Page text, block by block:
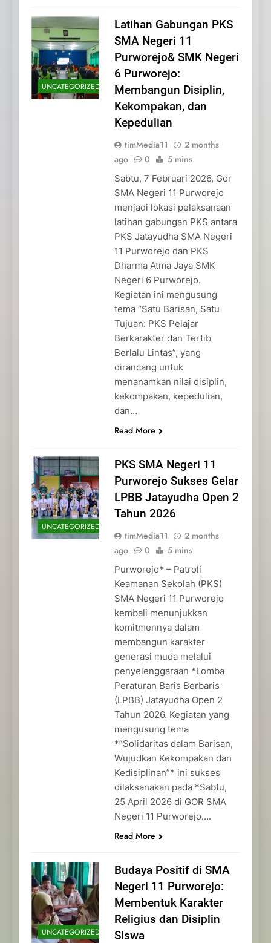
UNCATEGORIZED
Latihan Gabungan PKS
SMA Negeri 11
Purworejo& SMK Negeri
6 Purworejo:
Membangun Disiplin,
Kekompakan, dan
Kepedulian
timMedia11
2 months
ago
0 5 mins
Sabtu, 7 Februari 2026, Gor
SMA Negeri 11 Purworejo
menjadi lokasi pelaksanaan
latihan gabungan PKS antara
PKS Jatayudha SMA Negeri
11 Purworejo dan PKS
Dharma Atma Jaya SMK
Negeri 6 Purworejo.
Kegiatan ini mengusung
tema “Satu Barisan, Satu
Tujuan: PKS Pelajar
Berkarakter dan Tertib
Berlalu Lintas”, yang
dirancang untuk
menanamkan nilai disiplin,
kekompakan, kepedulian,
dan…
Read More
UNCATEGORIZED
PKS SMA Negeri 11
Purworejo Sukses Gelar
LPBB Jatayudha Open 2
Tahun 2026
timMedia11
2 months
ago
0 5 mins
Purworejo* – Patroli
Keamanan Sekolah (PKS)
SMA Negeri 11 Purworejo
kembali menunjukkan
komitmennya dalam
membangun karakter
generasi muda melalui
penyelenggaraan *Lomba
Peraturan Baris Berbaris
(LPBB) Jatayudha Open 2
Tahun 2026. Kegiatan yang
mengusung tema
*”Solidaritas dalam Barisan,
Wujudkan Kekompakan dan
Kedisiplinan”* ini sukses
dilaksanakan pada *Sabtu,
25 April 2026 di GOR SMA
Negeri 11 Purworejo….
Read More
UNCATEGORIZED
Budaya Positif di SMA
Negeri 11 Purworejo:
Membentuk Karakter
Religius dan Disiplin
Siswa